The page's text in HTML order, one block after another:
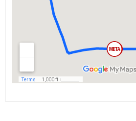
SELECCIÓN MURCIANA
BIZKAYA DURANGO EUSKADI MURIAS
FRIGORIFICOS COSTA BRAVA
CATEMA CAT
RETELEC ATHENEA
GLAS SMURFIT KAPPA